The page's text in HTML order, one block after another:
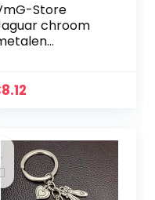
Store
chroom
8.12